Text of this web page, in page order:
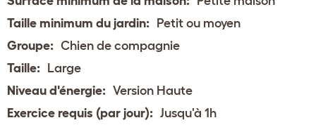
Taille minimum du jardin: Petit ou moyen
Groupe: Chien de compagnie
Taille: Large
Niveau d'énergie: Version Haute
Exercice requis (par jour): Jusqu'à 1h